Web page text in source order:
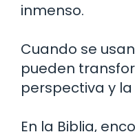
inmenso.
Cuando se
pueden
perspectiva y
En la Biblia,